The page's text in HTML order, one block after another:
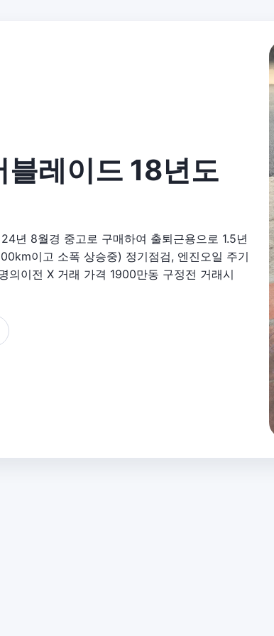
레이드 18년도
년 8월경 중고로 구매하여 출퇴근용으로 1.5년
이고 소폭 상승중) 정기점검, 엔진오일 주기
의이전 X 거래 가격 1900만동 구정전 거래시